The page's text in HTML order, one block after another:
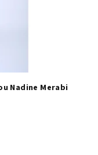
Nadine Merabi